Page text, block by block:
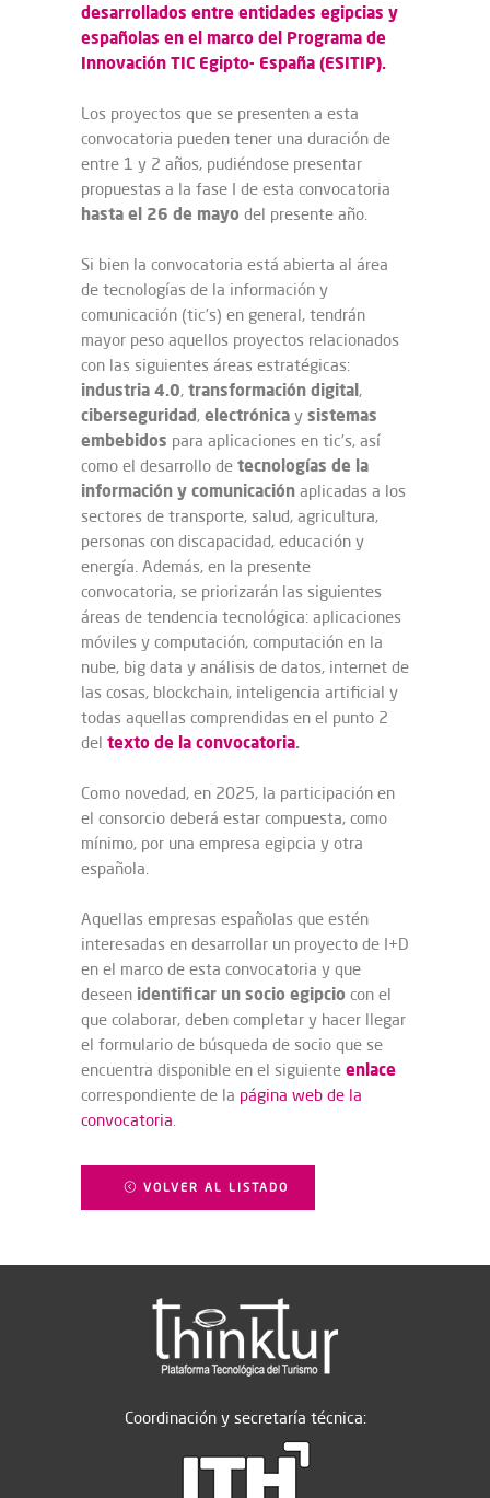
desarrollados entre entidades egipcias y
españolas en el marco del Programa de
Innovación TIC Egipto- España (ESITIP).
Los proyectos que se presenten a esta
convocatoria pueden tener una duración de
entre 1 y 2 años, pudiéndose presentar
propuestas a la fase I de esta convocatoria
hasta el 26 de mayo del presente año.
Si bien la convocatoria está abierta al área
de tecnologías de la información y
comunicación (tic’s) en general, tendrán
mayor peso aquellos proyectos relacionados
con las siguientes áreas estratégicas:
industria 4.0, transformación digital,
ciberseguridad, electrónica y sistemas
embebidos para aplicaciones en tic’s, así
como el desarrollo de tecnologías de la
información y comunicación aplicadas a los
sectores de transporte, salud, agricultura,
personas con discapacidad, educación y
energía. Además, en la presente
convocatoria, se priorizarán las siguientes
áreas de tendencia tecnológica: aplicaciones
móviles y computación, computación en la
nube, big data y análisis de datos, internet de
las cosas, blockchain, inteligencia artificial y
todas aquellas comprendidas en el punto 2
del texto de la convocatoria.
Como novedad, en 2025, la participación en
el consorcio deberá estar compuesta, como
mínimo, por una empresa egipcia y otra
española.
Aquellas empresas españolas que estén
interesadas en desarrollar un proyecto de I+D
en el marco de esta convocatoria y que
deseen identificar un socio egipcio con el
que colaborar, deben completar y hacer llegar
el formulario de búsqueda de socio que se
encuentra disponible en el siguiente enlace
correspondiente de la página web de la
convocatoria.
VOLVER AL LISTADO
Coordinación y secretaría técnica: